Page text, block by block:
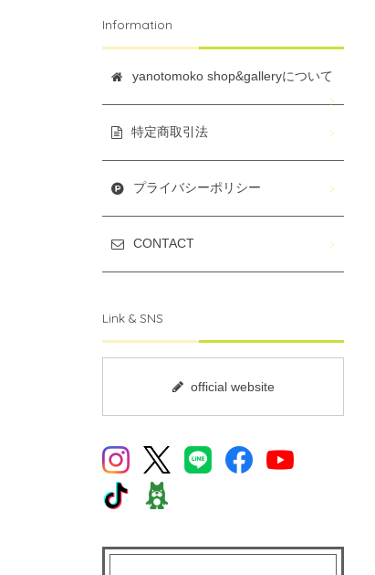
Information
yanotomoko shop&galleryについて
特定商取引法
プライバシーポリシー
CONTACT
Link & SNS
official website